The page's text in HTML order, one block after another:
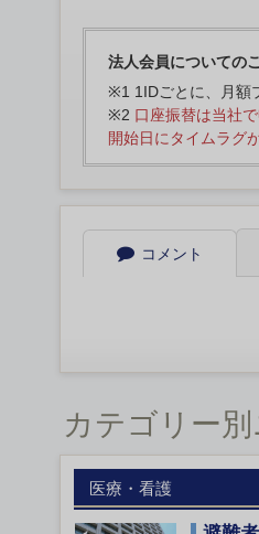
法人会員についての
※1 1IDごとに、月額
※2 口座振替は当社
開始日にタイムラグ
コメント
カテゴリー
医療・看護